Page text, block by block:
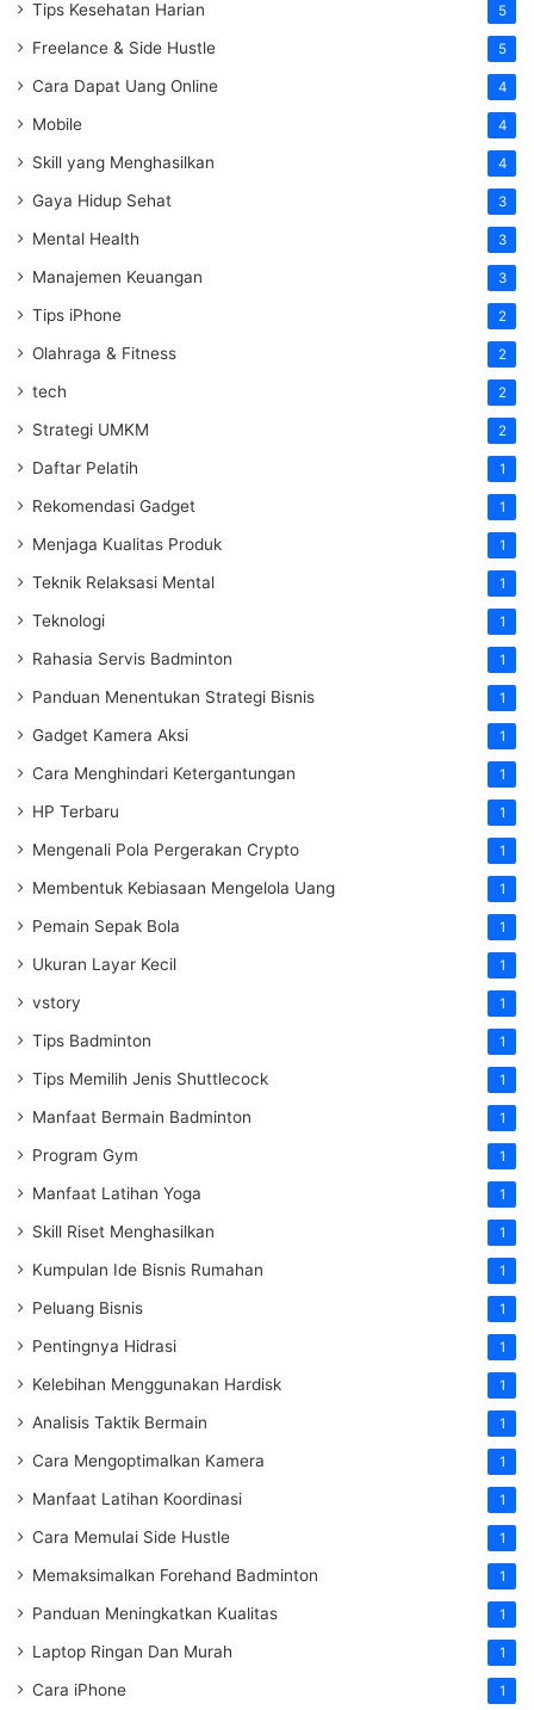
Tips Kesehatan Harian 5
Freelance & Side Hustle 5
Cara Dapat Uang Online 4
Mobile 4
Skill yang Menghasilkan 4
Gaya Hidup Sehat 3
Mental Health 3
Manajemen Keuangan 3
Tips iPhone 2
Olahraga & Fitness 2
tech 2
Strategi UMKM 2
Daftar Pelatih 1
Rekomendasi Gadget 1
Menjaga Kualitas Produk 1
Teknik Relaksasi Mental 1
Teknologi 1
Rahasia Servis Badminton 1
Panduan Menentukan Strategi Bisnis 1
Gadget Kamera Aksi 1
Cara Menghindari Ketergantungan 1
HP Terbaru 1
Mengenali Pola Pergerakan Crypto 1
Membentuk Kebiasaan Mengelola Uang 1
Pemain Sepak Bola 1
Ukuran Layar Kecil 1
vstory 1
Tips Badminton 1
Tips Memilih Jenis Shuttlecock 1
Manfaat Bermain Badminton 1
Program Gym 1
Manfaat Latihan Yoga 1
Skill Riset Menghasilkan 1
Kumpulan Ide Bisnis Rumahan 1
Peluang Bisnis 1
Pentingnya Hidrasi 1
Kelebihan Menggunakan Hardisk 1
Analisis Taktik Bermain 1
Cara Mengoptimalkan Kamera 1
Manfaat Latihan Koordinasi 1
Cara Memulai Side Hustle 1
Memaksimalkan Forehand Badminton 1
Panduan Meningkatkan Kualitas 1
Laptop Ringan Dan Murah 1
Cara iPhone 1